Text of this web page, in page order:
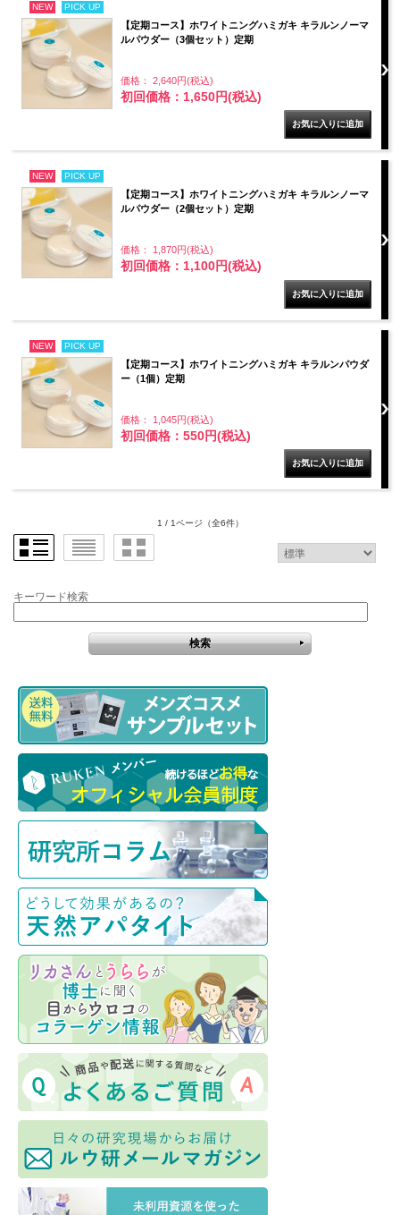
NEW PICK UP
【定期コース】ホワイトニングハミガキ キラルンノーマ
ルパウダー（3個セット）定期
価格： 2,640円(税込)
初回価格：1,650円(税込)
NEW PICK UP
【定期コース】ホワイトニングハミガキ キラルンノーマ
ルパウダー（2個セット）定期
価格： 1,870円(税込)
初回価格：1,100円(税込)
NEW PICK UP
【定期コース】ホワイトニングハミガキ キラルンパウダ
ー（1個）定期
価格： 1,045円(税込)
初回価格：550円(税込)
1 / 1ページ （全6件）
キーワード検索